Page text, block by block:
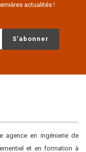
actualités !
agence en ingénierie de
et en formation à